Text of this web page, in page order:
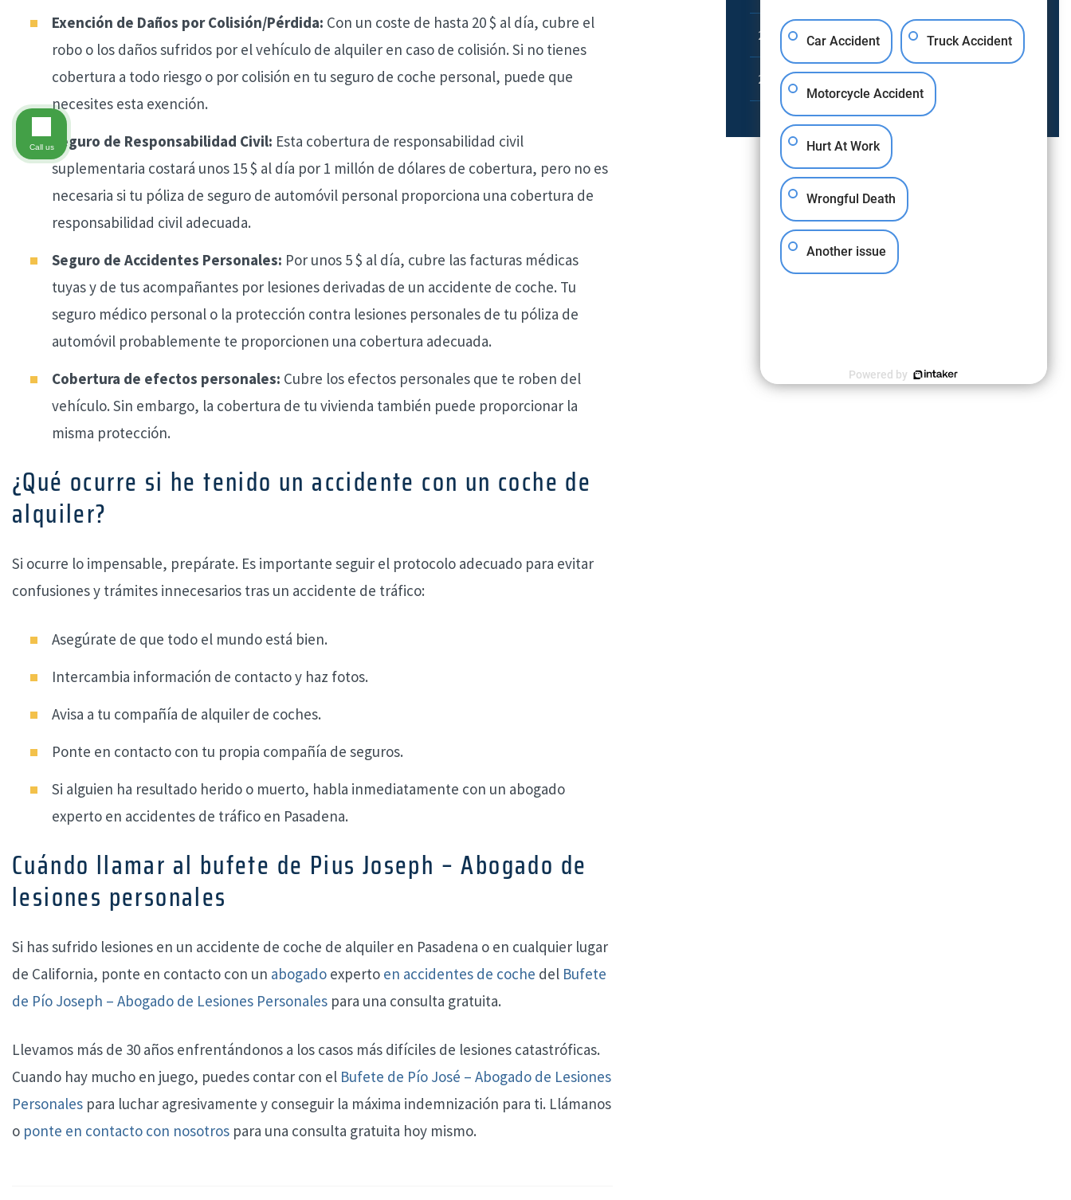
Exención de Daños por Colisión/Pérdida: Con un coste de hasta 20 $ al día, cubre el
robo o los daños sufridos por el vehículo de alquiler en caso de colisión. Si no tienes
cobertura a todo riesgo o por colisión en tu seguro de coche personal, puede que
necesites esta exención.
Seguro de Responsabilidad Civil: Esta cobertura de responsabilidad civil
suplementaria costará unos 15 $ al día por 1 millón de dólares de cobertura, pero no es
necesaria si tu póliza de seguro de automóvil personal proporciona una cobertura de
responsabilidad civil adecuada.
Seguro de Accidentes Personales: Por unos 5 $ al día, cubre las facturas médicas
tuyas y de tus acompañantes por lesiones derivadas de un accidente de coche. Tu
seguro médico personal o la protección contra lesiones personales de tu póliza de
automóvil probablemente te proporcionen una cobertura adecuada.
Cobertura de efectos personales: Cubre los efectos personales que te roben del
vehículo. Sin embargo, la cobertura de tu vivienda también puede proporcionar la
misma protección.
¿Qué ocurre si he tenido un accidente con un coche de
alquiler?
Si ocurre lo impensable, prepárate. Es importante seguir el protocolo adecuado para evitar
confusiones y trámites innecesarios tras un accidente de tráfico:
Asegúrate de que todo el mundo está bien.
Intercambia información de contacto y haz fotos.
Avisa a tu compañía de alquiler de coches.
Ponte en contacto con tu propia compañía de seguros.
Si alguien ha resultado herido o muerto, habla inmediatamente con un abogado
experto en accidentes de tráfico en Pasadena.
Cuándo llamar al bufete de Pius Joseph – Abogado de
lesiones personales
Si has sufrido lesiones en un accidente de coche de alquiler en Pasadena o en cualquier lugar
de California, ponte en contacto con un abogado experto en accidentes de coche del Bufete
de Pío Joseph – Abogado de Lesiones Personales para una consulta gratuita.
Llevamos más de 30 años enfrentándonos a los casos más difíciles de lesiones catastróficas.
Cuando hay mucho en juego, puedes contar con el Bufete de Pío José – Abogado de Lesiones
Personales para luchar agresivamente y conseguir la máxima indemnización para ti. Llámanos
o ponte en contacto con nosotros para una consulta gratuita hoy mismo.
2018
2017
Car Accident Truck Accident
Motorcycle Accident
Hurt At Work
Wrongful Death
Another issue
Powered by
Call us